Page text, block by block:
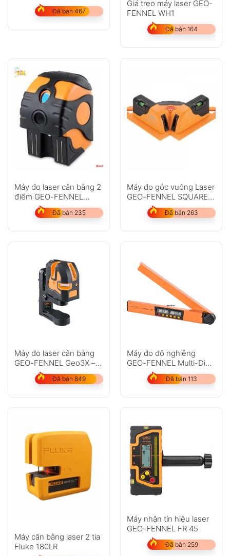
LinerPointer
Đã bán 467
Giá treo máy laser GEO-
FENNEL WH1
Đã bán 164
Máy đo laser cân bằng 2
điểm GEO-FENNEL
Duo-Pointer
Đã bán 235
Máy đo góc vuông Laser
GEO-FENNEL SQUARE
LINER II
Đã bán 263
Máy đo laser cân bằng
GEO-FENNEL Geo3X –
Đã bán 849
Máy đo độ nghiêng
GEO-FENNEL Multi-Digit
Đã bán 113
Máy cân bằng laser 2 tia
Fluke 180LR
Máy nhận tín hiệu laser
GEO-FENNEL FR 45
Đã bán 259